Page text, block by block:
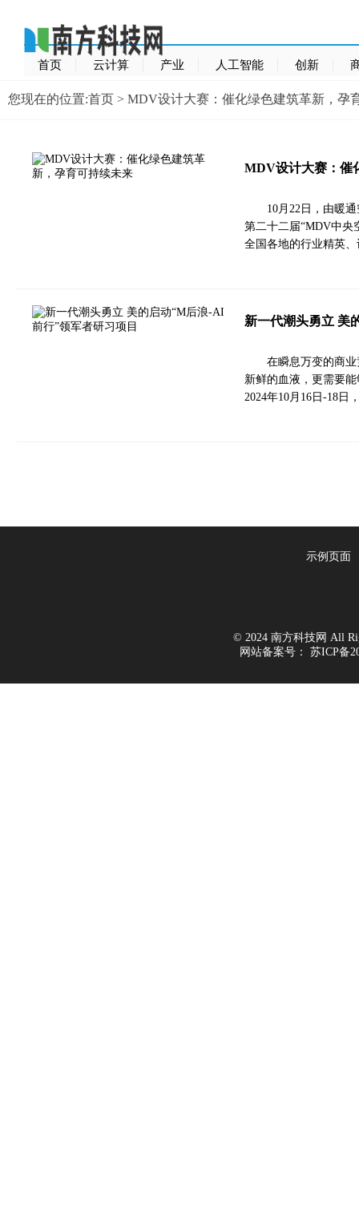
首页 云计算 产业 人工智能 创新
您现在的位置:首页 > MDV设计大赛：催化绿色建筑革新，孕
MDV设计大赛：催
10月22日，由暖
第二十二届“MDV中央
全国各地的行业精英
新一代潮头勇立 美
在瞬息万变的商
新鲜的血液，更需要
2024年10月16日-18
示例页面
© 2024 南方科技网 All
网站备案号：
苏ICP备